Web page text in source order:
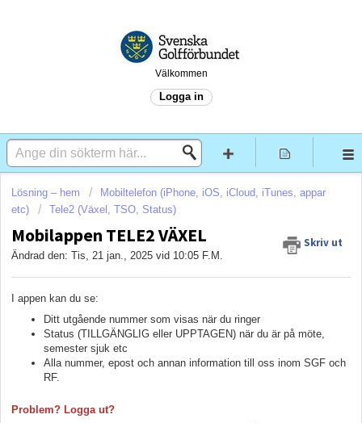
Välkommen
Logga in
Lösning – hem
Mobiltelefon (iPhone, iOS, iCloud, iTunes, appar
etc)
Tele2 (Växel, TSO, Status)
Mobilappen TELE2 VÄXEL Skriv ut
Ändrad den: Tis, 21 jan., 2025 vid 10:05 F.M.
I appen kan du se:
Ditt utgående nummer som visas när du ringer
Status (TILLGÄNGLIG eller UPPTAGEN) när du är på möte,
semester sjuk etc
Alla nummer, epost och annan information till oss inom SGF och
RF.
Problem? Logga ut?